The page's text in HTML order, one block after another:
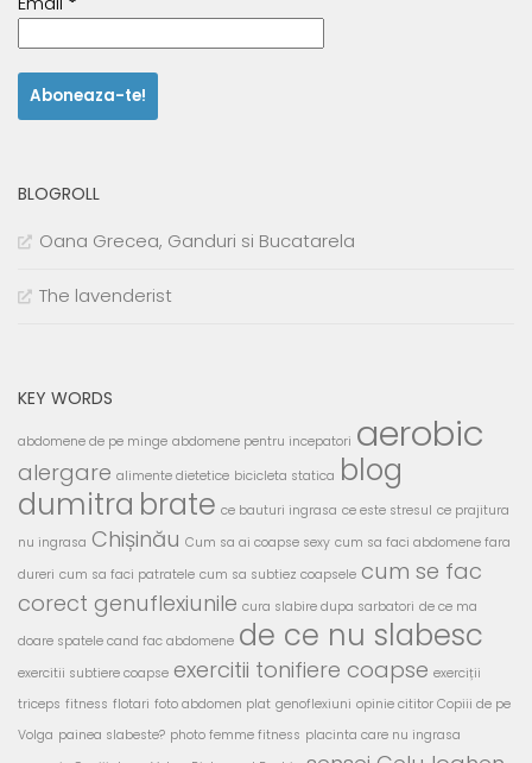
BLOGROLL
Oana Grecea, Ganduri si Bucatarela
The lavenderist
KEY WORDS
abdomene de pe minge abdomene pentru incepatori aerobic
alergare alimente dietetice bicicleta statica blog
dumitra brate ce bauturi ingrasa ce este stresul ce prajitura
nu ingrasa Chișinău Cum sa ai coapse sexy cum sa faci abdomene fara
dureri cum sa faci patratele cum sa subtiez coapsele cum se fac
corect genuflexiunile cura slabire dupa sarbatori de ce ma
doare spatele cand fac abdomene de ce nu slabesc
exercitii subtiere coapse exercitii tonifiere coapse exerciții
triceps fitness flotari foto abdomen plat genoflexiuni opinie cititor Copiii de pe
Volga painea slabeste? photo femme fitness placinta care nu ingrasa